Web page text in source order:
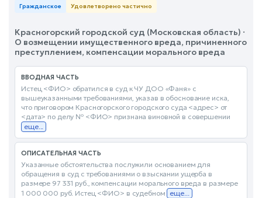
Гражданское Удовлетворено частично
Красногорский городской суд (Московская область) ·
О возмещении имущественного вреда, причиненного
преступлением, компенсации морального вреда
ВВОДНАЯ ЧАСТЬ
Истец <ФИО> обратился в суд к ЧУ ДОО «Фаня» с
вышеуказанными требованиями, указав в обоснование иска,
что приговором Красногорского городского суда <адрес> от
<дата> по делу № <ФИО> признана виновной в совершении
еще...
ОПИСАТЕЛЬНАЯ ЧАСТЬ
Указанные обстоятельства послужили основанием для
обращения в суд с требованиями о взыскании ущерба в
размере 97 331 руб., компенсации морального вреда в размере
1 000 000 руб. Истец <ФИО> в судебном еще...